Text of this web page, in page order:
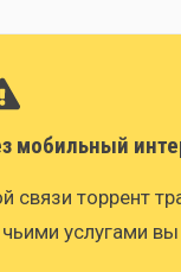
мобильный
свя­зи тор­рент
услу­га­ми вы